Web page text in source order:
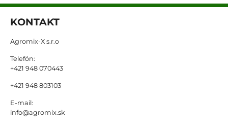
KONTAKT
Agromix-X s.r.o
Telefón:
+421 948 070443
+421 948 803103
E-mail:
info@agromix.sk